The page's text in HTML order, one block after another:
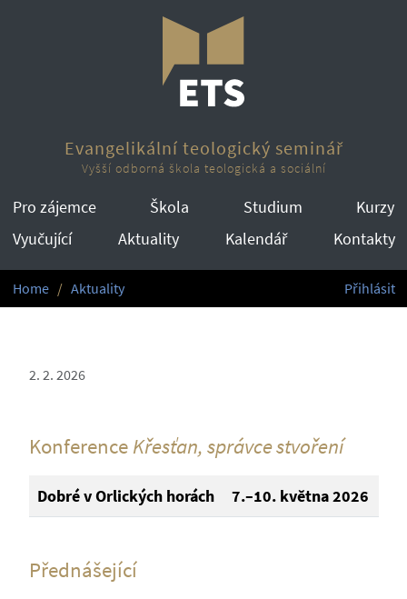
Evangelikální teologický seminář
Vyšší odborná škola teologická a sociální
Pro zájemce Škola Studium
Kurzy
Vyučující
Aktuality Kalendář Kontakty
Home Aktuality Přihlásit
2. 2. 2026
Konference Křesťan, správce stvoření
Dobré v Orlických horách 7.–10. května 2026
Přednášející